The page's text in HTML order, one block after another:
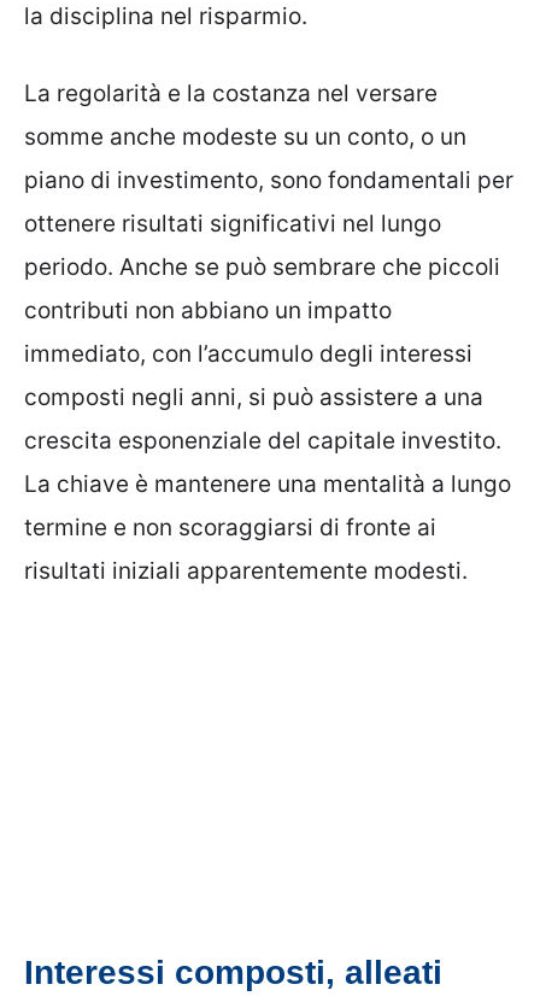
la disciplina nel risparmio.
La regolarità e la costanza nel versare
somme anche modeste su un conto, o un
piano di investimento, sono fondamentali per
ottenere risultati significativi nel lungo
periodo. Anche se può sembrare che piccoli
contributi non abbiano un impatto
immediato, con l’accumulo degli interessi
composti negli anni, si può assistere a una
crescita esponenziale del capitale investito.
La chiave è mantenere una mentalità a lungo
termine e non scoraggiarsi di fronte ai
risultati iniziali apparentemente modesti.
Interessi composti, alleati